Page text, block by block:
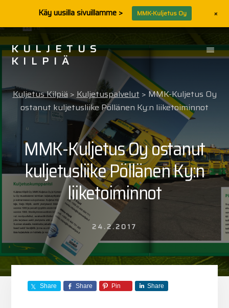
to
content
to
footerKULJETUS
KILPIÄ
Power,
MMK-
Kuljetus,
Kuljetus
Kilpiä
Kymen
Konepalvelu
Kuljetus Kilpiä > Kuljetuspalvelut >MMK-Kuljetus Oy
ostanut kuljetusliike Pöllänen Ky:n liiketoiminnot
MMK-Kuljetus Oy ostanut
kuljetusliike Pöllänen Ky:n
liiketoiminnot
24.2.2017
Share Share Pin Share
Käy uusilla sivuillamme > MMK-Kuljetus Oy +